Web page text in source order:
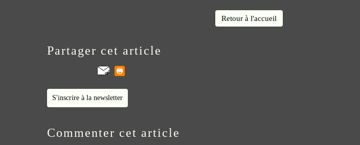
Retour à l'accueil
Partager cet article
S'inscrire à la newsletter
Commenter cet article